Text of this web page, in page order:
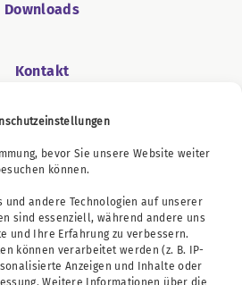
bevor Sie unsere Website weiter
können.
und andere Technologien auf unserer
sind essenziell, während andere uns
und Ihre Erfahrung zu verbessern.
können verarbeitet werden (z. B. IP-
Anzeigen und Inhalte oder
Weitere Informationen über die
Downloads
Kontakt
Podcast